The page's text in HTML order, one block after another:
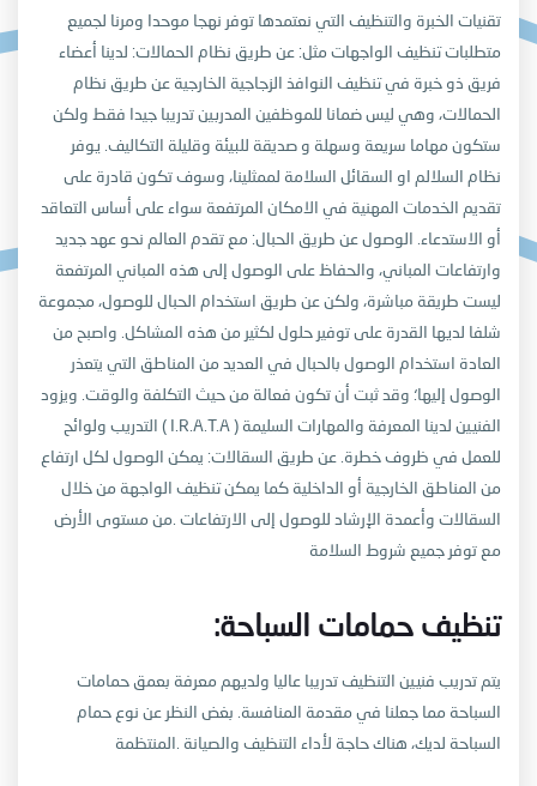
تقنيات الخبرة والتنظيف التي نعتمدها توفر نهجا موحدا ومرنا لجميع
متطلبات تنظيف الواجهات مثل: عن طريق نظام الحمالات: لدينا أعضاء
فريق ذو خبرة في تنظيف النوافذ الزجاجية الخارجية عن طريق نظام
الحمالات، وهي ليس ضمانا للموظفين المدربين تدريبا جيدا فقط ولكن
ستكون مهاما سريعة وسهلة و صديقة للبيئة وقليلة التكاليف. يوفر
نظام السلالم او السقائل السلامة لممثلينا، وسوف تكون قادرة على
تقديم الخدمات المهنية في الامكان المرتفعة سواء على أساس التعاقد
أو الاستدعاء. الوصول عن طريق الحبال: مع تقدم العالم نحو عهد جديد
وارتفاعات المباني، والحفاظ على الوصول إلى هذه المباني المرتفعة
ليست طريقة مباشرة، ولكن عن طريق استخدام الحبال للوصول، مجموعة
شلفا لديها القدرة على توفير حلول لكثير من هذه المشاكل. واصبح من
العادة استخدام الوصول بالحبال في العديد من المناطق التي يتعذر
الوصول إليها؛ وقد ثبت أن تكون فعالة من حيث التكلفة والوقت. ويزود
التدريب ولوائح ( I.R.A.T.A ) الفنيين لدينا المعرفة والمهارات السليمة
للعمل في ظروف خطرة. عن طريق السقالات: يمكن الوصول لكل ارتفاع
من المناطق الخارجية أو الداخلية كما يمكن تنظيف الواجهة من خلال
السقالات وأعمدة الإرشاد للوصول إلى الارتفاعات .من مستوى الأرض
مع توفر جميع شروط السلامة
:تنظيف حمامات السباحة
يتم تدريب فنيين التنظيف تدريبا عاليا ولديهم معرفة بعمق حمامات
السباحة مما جعلنا في مقدمة المنافسة. بغض النظر عن نوع حمام
السباحة لديك، هناك حاجة لأداء التنظيف والصيانة .المنتظمة